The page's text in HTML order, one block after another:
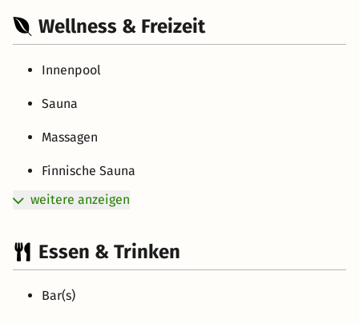
Wellness & Freizeit
Innenpool
Sauna
Massagen
Finnische Sauna
weitere anzeigen
Essen & Trinken
Bar(s)